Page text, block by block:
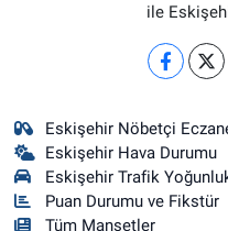
ile
Eskişehir Nöbetçi
Eskişehir Hava Durumu
Eskişehir Trafik
Puan Durumu ve Fikstür
Tüm Manşetler